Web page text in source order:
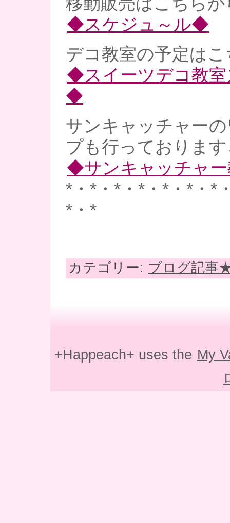
◆スケジュ～ル◆
デコ教室の予定はこ
◆スイーツデコ教室
◆
サンキャッチャー
プも行っております
◆サンキャッチャ
*・*・*・*・*・*・*
*・*
カテゴリー: ブログ記事
+Happeach+ uses the My